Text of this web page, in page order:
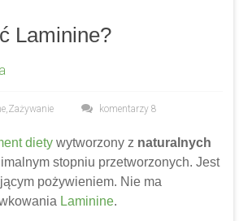
Laminine?
,Zażywanie komentarzy 8
dietywytworzony z naturalnych
stopniu przetworzonych. Jest
pożywieniem. Nie ma
Laminine.